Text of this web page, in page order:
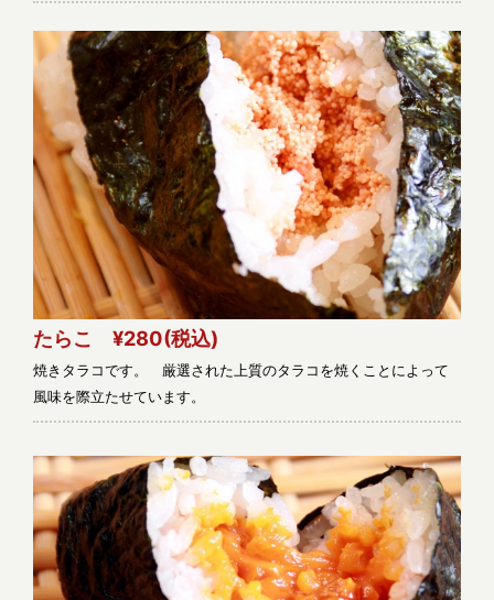
たらこ ¥280(税込)
焼きタラコです。 厳選された上質のタラコを焼くことによって
風味を際立たせています。